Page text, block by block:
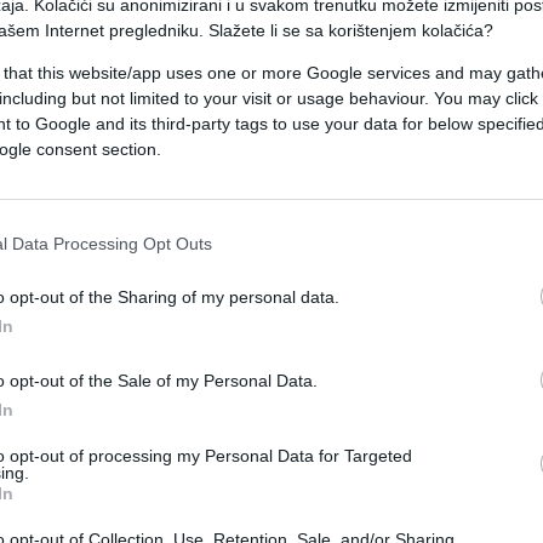
Kolačići su anonimizirani i u svakom trenutku možete izmijeniti
Internet pregledniku. Slažete li se sa korištenjem kolačića?
that this website/app uses one or more Google services and may
but not limited to your visit or usage behaviour. You may
to Google and its third-party tags to use your data for below
consent section.
Data Processing Opt Outs
opt-out of the Sharing of my personal data.
opt-out of the Sale of my Personal Data.
opt-out of processing my Personal Data for Targeted
#sunce #athens #jod
Joksimovic (@zzeljko)
na Instagramu uz komentar: "Omiljeno
u trudnoći i sunčanom danu.